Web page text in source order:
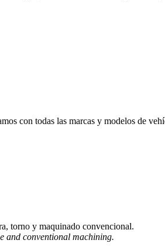
con todas las marcas y modelos de
torno y maquinado convencional.
and conventional machining.